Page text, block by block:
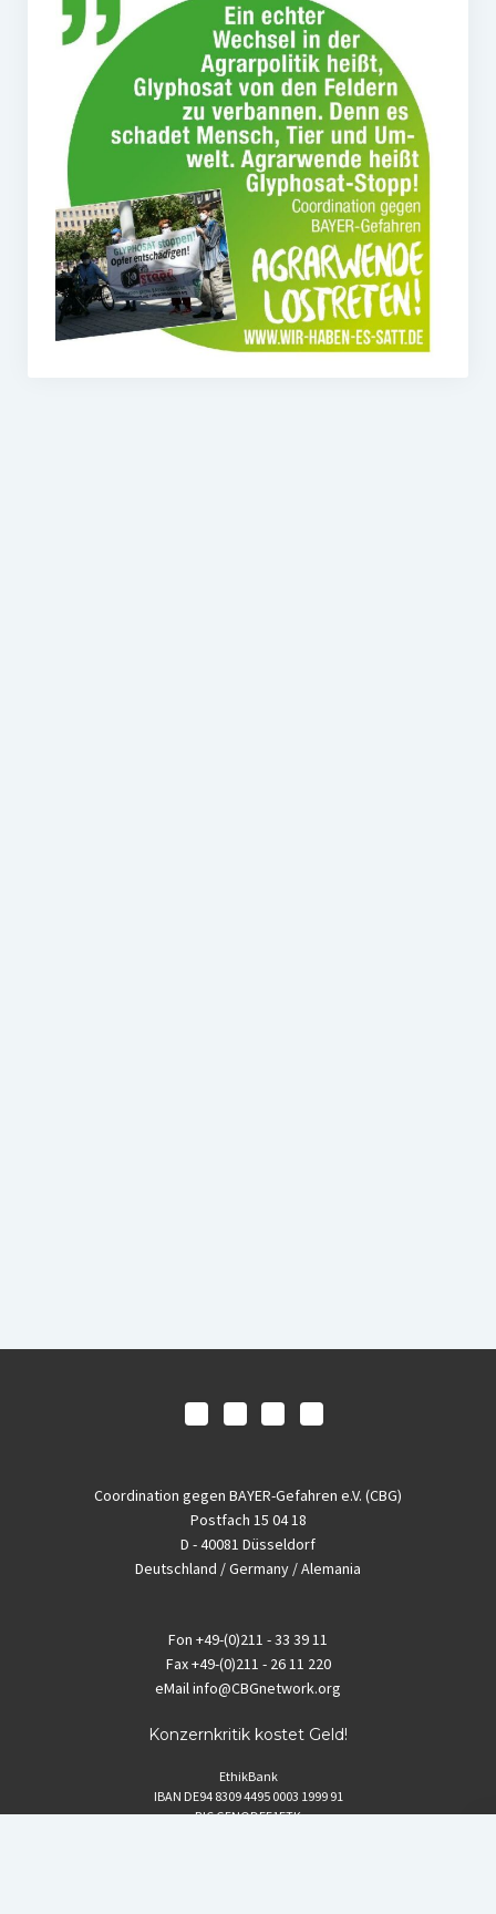
Coordination gegen BAYER-Gefahren e.V. (CBG)
Postfach 15 04 18
D - 40081 Düsseldorf
Deutschland / Germany / Alemania
Fon +49-(0)211 - 33 39 11
Fax+49-(0)211 - 26 11 220
eMailinfo@CBGnetwork.org
Konzernkritik kostet Geld!
EthikBank
IBAN DE94 8309 4495 0003 1999 91
BIC GENODEF1ETK